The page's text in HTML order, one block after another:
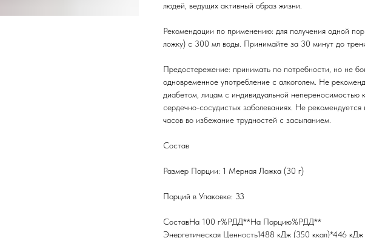
людей, ведущих активный образ жизни.
Рекомендации по применению: для получения одной
ложку) с 300 мл воды. Принимайте за 30 минут до
Предостережение: принимать по потребности, но не
одновременное употребление с алкоголем. Не
диабетом, лицам с индивидуальной
сердечно-сосудистых заболеваниях. Не
часов во избежание трудностей с засыпанием.
Состав
Размер Порции: 1 Мерная Ложка (30 г)
Порций в Упаковке: 33
СоставНа 100 г%РДД**На Порцию%РДД**
Энергетическая Ценность1488 кДж (350 ккал)*446 кДж